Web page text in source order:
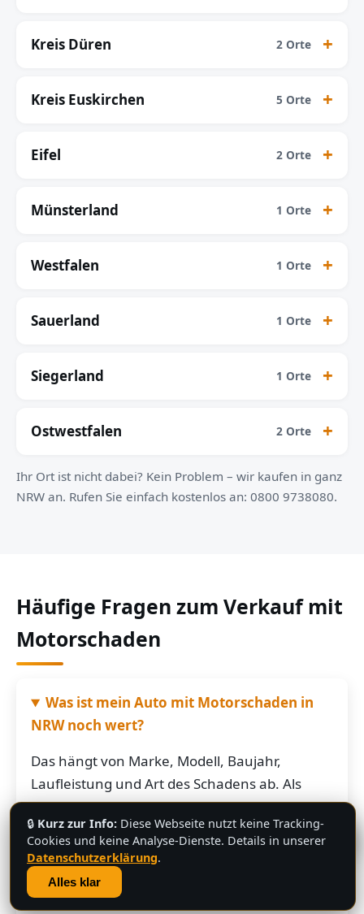
Kreis Düren 2 Orte
Kreis Euskirchen 5 Orte
Eifel 2 Orte
Münsterland 1 Orte
Westfalen 1 Orte
Sauerland 1 Orte
Siegerland 1 Orte
Ostwestfalen 2 Orte
Ihr Ort ist nicht dabei? Kein Problem – wir kaufen in ganz
NRW an. Rufen Sie einfach kostenlos an: 0800 9738080.
Häufige Fragen zum Verkauf mit
Motorschaden
Was ist mein Auto mit Motorschaden in
NRW noch wert?
Das hängt von Marke, Modell, Baujahr,
Laufleistung und Art des Schadens ab. Als
grobe Richtung: Fahrzeuge mit Motorschaden
bringen je nach Restwert der Karosserie und
der Teile oft noch mehrere hundert bis
mehrere tausend Euro. Schicken Sie uns die
Fahrzeugdaten – Sie bekommen von uns eine
💬
🔒 Kurz zur Info: Diese Webseite nutzt keine Tracking-
Cookies und keine Analyse-Dienste. Details in unserer
Datenschutzerklärung.
Alles klar